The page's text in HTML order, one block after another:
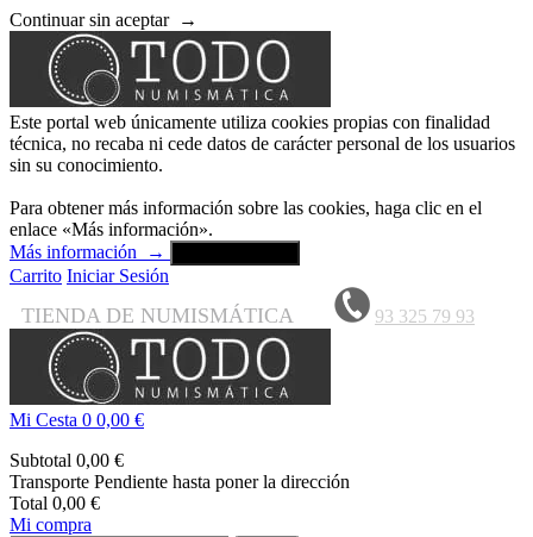
Continuar sin aceptar →
Este portal web únicamente utiliza cookies propias con finalidad
técnica, no recaba ni cede datos de carácter personal de los usuarios
sin su conocimiento.
Para obtener más información sobre las cookies, haga clic en el
enlace «Más información».
Más información
→
Carrito Iniciar Sesión
TIENDA DE NUMISMÁTICA 93 325 79 93
Mi Cesta 0 0,00 €
Subtotal 0,00 €
Transporte Pendiente hasta poner la dirección
Total 0,00 €
Mi compra